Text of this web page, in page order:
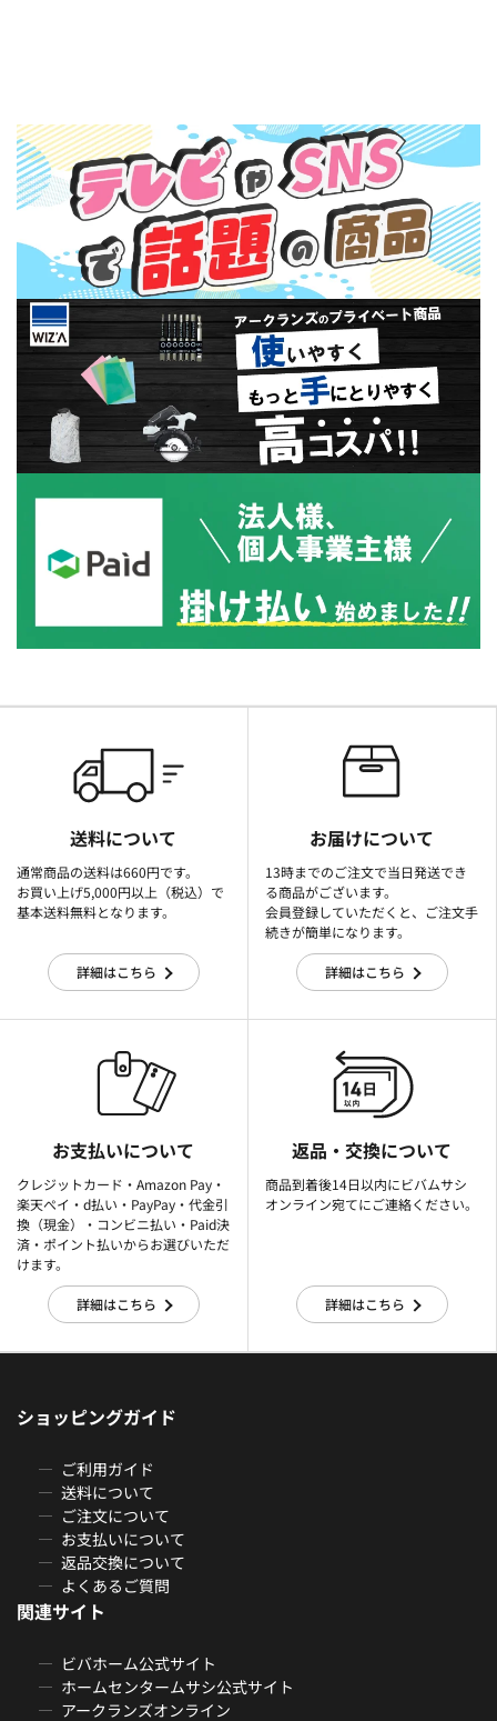
送料について
通常商品の送料は660円です。
お買い上げ5,000円以上（税込）で
基本送料無料となります。
詳細はこちら
お届けについて
13時までのご注文で当日発送でき
る商品がございます。
会員登録していただくと、ご注文手
続きが簡単になります。
詳細はこちら
お支払いについて
クレジットカード・Amazon Pay・
楽天ぺイ・d払い・PayPay・代金引
換（現金）・コンビニ払い・Paid決
済・ポイント払いからお選びいただ
けます。
詳細はこちら
返品・交換について
商品到着後14日以内にビバムサシ
オンライン宛てにご連絡ください。
詳細はこちら
ショッピングガイド
ご利用ガイド
送料について
ご注文について
お支払いについて
返品交換について
よくあるご質問
関連サイト
ビバホーム公式サイト
ホームセンタームサシ公式サイト
アークランズオンライン